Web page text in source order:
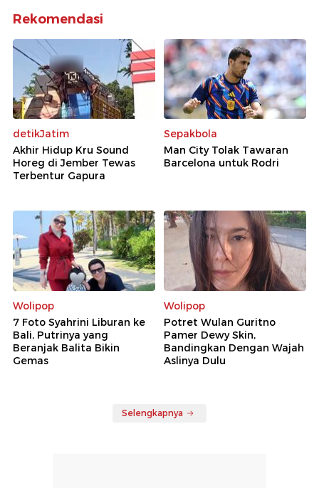
Rekomendasi
detikJatim
Akhir Hidup Kru Sound
Horeg di Jember Tewas
Terbentur Gapura
Sepakbola
Man City Tolak Tawaran
Barcelona untuk Rodri
Wolipop
7 Foto Syahrini Liburan ke
Bali, Putrinya yang
Beranjak Balita Bikin
Gemas
Wolipop
Potret Wulan Guritno
Pamer Dewy Skin,
Bandingkan Dengan Wajah
Aslinya Dulu
Selengkapnya